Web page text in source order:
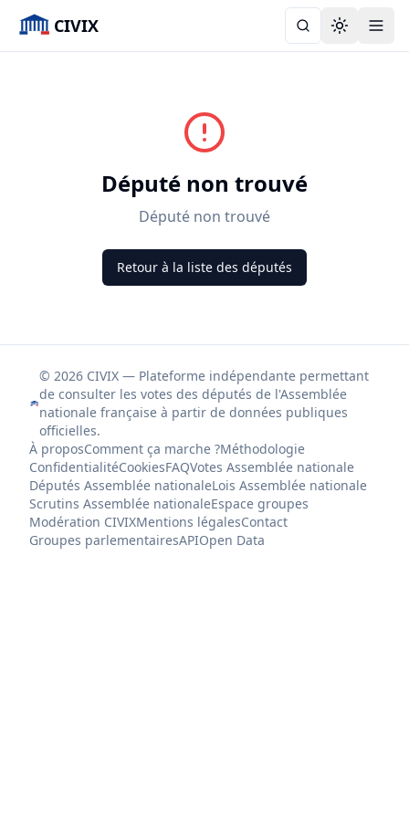
CIVIX Toggle
Député non trouvé
Député non trouvé
Retour à la liste des députés
© 2026 CIVIX — Plateforme indépendante permettant
de consulter les votes des députés de l'Assemblée
nationale française à partir de données publiques
officielles.
À proposComment ça marche ?Méthodologie
ConfidentialitéCookiesFAQVotes Assemblée nationale
Députés Assemblée nationaleLois Assemblée nationale
Scrutins Assemblée nationaleEspace groupes
Modération CIVIXMentions légalesContact
Groupes parlementairesAPIOpen Data